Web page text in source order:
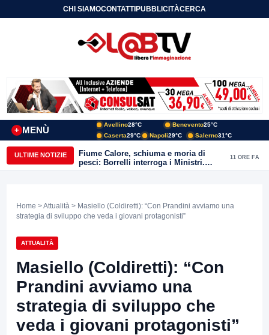
CHI SIAMOCONTATTIPUBBLICITÀCERCA
MENÙ
+
Avellino28°C Benevento25°C
Caserta29°C Napoli29°C Salerno31°C
ULTIME NOTIZIE
Fiume Calore, schiuma e moria di
pesci: Borrelli interroga i Ministri.
“Benevento paga l’assenza del
11 ORE FA
Home >Attualità > Masiello (Coldiretti): “Con Prandini avviamo una
strategia di sviluppo che veda i giovani protagonisti”
ATTUALITÀ
Masiello (Coldiretti): “Con
Prandini avviamo una
strategia di sviluppo che
veda i giovani protagonisti”